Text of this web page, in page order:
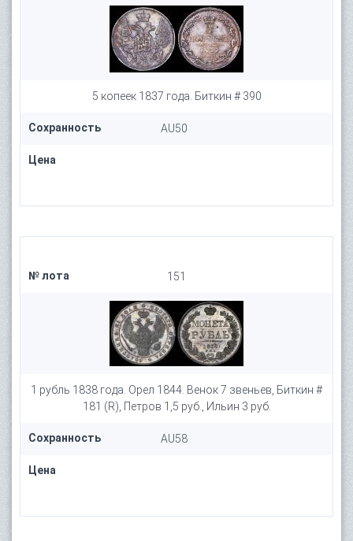
5 копеек 1837 года. Биткин # 390
Сохранность AU50
Цена
№ лота 151
1 рубль 1838 года. Орел 1844. Венок 7 звеньев, Биткин #
181 (R), Петров 1,5 руб., Ильин 3 руб.
Сохранность AU58
Цена